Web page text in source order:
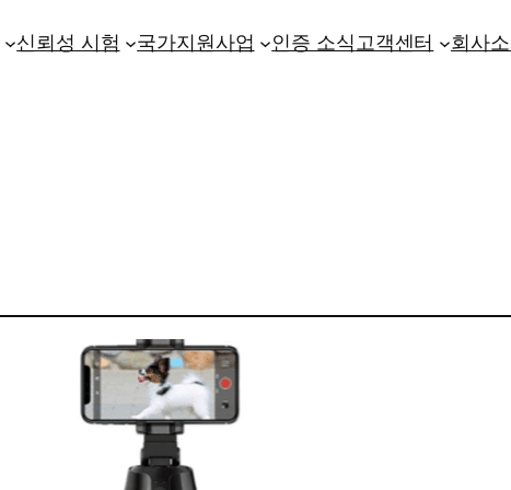
신뢰성 시험 국가지원사업 인증 소식고객센터 회사